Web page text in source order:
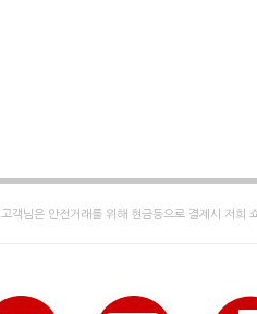
고객님은 안전거래를 위해 현금등으로 결제시 저희